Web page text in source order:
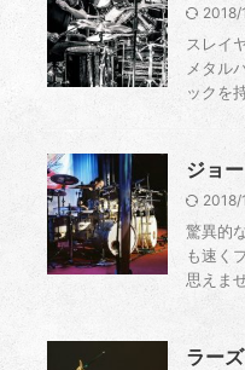
2018/
スレイ
メタル
ックを
ジョ
2018/
驚異的
も速く
思えま
ラー